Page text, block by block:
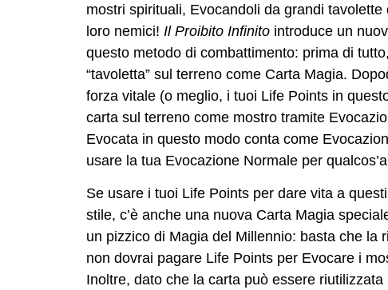
mostri spirituali, Evocandoli da grandi
loro nemici! Il Proibito Infinitointroduce un
questo metodo di combattimento: prima di
“tavoletta” sul terreno come Carta Magia.
forza vitale (o meglio, i tuoi Life Points in
carta sul terreno come mostro tramite
Evocata in questo modo conta come
usare la tua Evocazione Normale per
Se usare i tuoi Life Points per dare vita a
stile, c’è anche una nuova Carta Magia
un pizzico di Magia del Millennio: basta che la
non dovrai pagare Life Points per Evocare i
Inoltre, dato che la carta può essere